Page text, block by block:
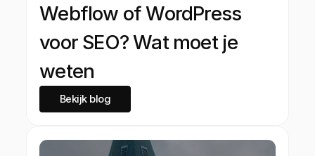
Webflow of WordPress
voor SEO? Wat moet je
weten
Bekijk blog